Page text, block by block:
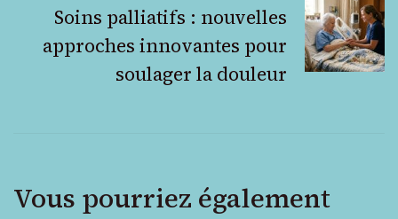
Soins palliatifs : nouvelles
approches innovantes pour
soulager la douleur
Vous pourriez également